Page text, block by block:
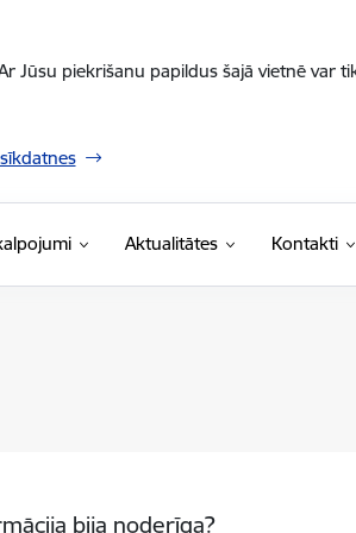
Jūsu piekrišanu papildus šajā vietnē var
Aktualitātes Kontakti
bija noderīga?